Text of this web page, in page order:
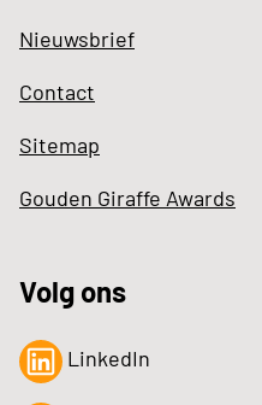
Nieuwsbrief
Contact
Sitemap
Gouden Giraffe Awards
Volg ons
LinkedIn